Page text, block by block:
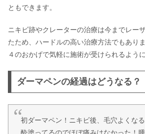
ともできます。
ニキビ跡やクレーターの治療は今までレー
たため、ハードルの高い治療方法でもあり
４のおかげで気軽に施術が受けられるよう
ダーマペンの経過はどうなる？
初ダーマペン！ニキビ後、毛穴よくな